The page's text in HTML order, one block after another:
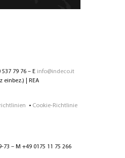
79 76 – E info@indeco.it
einbez.) | REA
• Cookie-Richtlinie
– M +49 0175 11 75 266